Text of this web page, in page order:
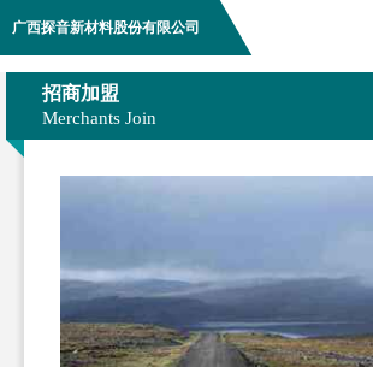
广西探音新材料股份有限公司
招商加盟
Merchants Join